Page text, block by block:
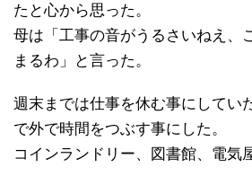
たと心から思った。
母は「工事の音がうるさいねえ、
まるわ」と言った。
週末までは仕事を休む事にしてい
で外で時間をつぶす事にした。
コインランドリー、図書館、電気